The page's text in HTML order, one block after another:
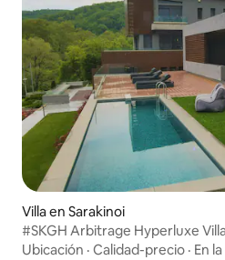
Villa en Sarakinoi
#SKGH Arbitrage Hyperluxe
Ubicación · Calidad-precio · En